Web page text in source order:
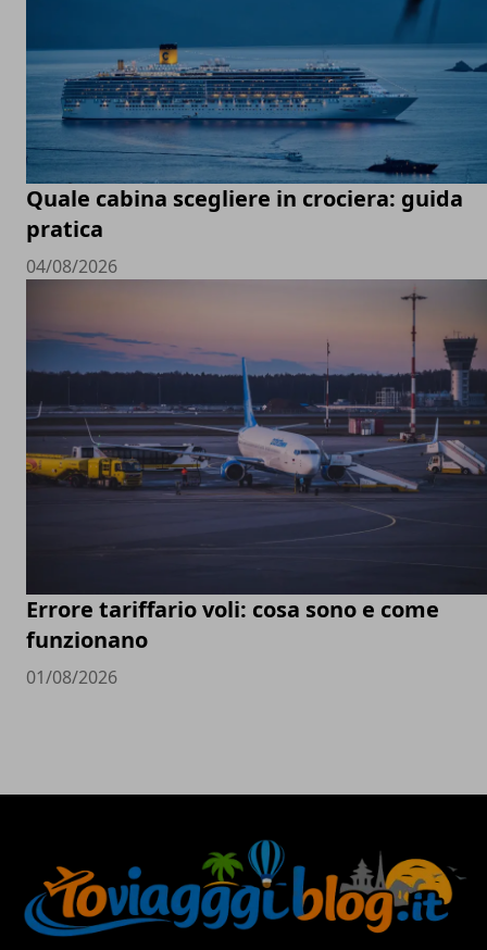
Quale cabina scegliere in crociera: guida
pratica
04/08/2026
Errore tariffario voli: cosa sono e come
funzionano
01/08/2026